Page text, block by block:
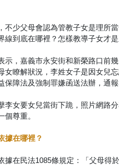
不少父母會認為管教子女是理所
線到底在哪裡？怎樣教導子女才
示，嘉義市永安街和新榮路口前
女瞭解狀況，李姓女子是因女兒
保障法及強制罪嫌函送法辦，通
李女要女兒當街下跪，照片網路
個尊重。
據在哪裡？
據在民法1085條規定：「父母得